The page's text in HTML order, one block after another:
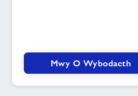
Mwy O Wybodaeth